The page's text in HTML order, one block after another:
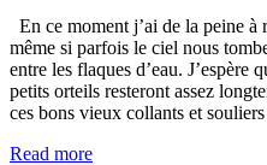
En ce moment j’ai de la peine à
même si parfois le ciel nous
entre les flaques d’eau. J’espère
petits orteils resteront assez
ces bons vieux collants et
Read more